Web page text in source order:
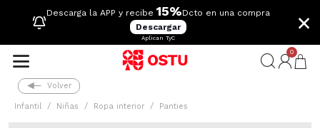
Descarga la APP y recibe 15%Dcto en una compra
Descargar
Aplican TyC
×
0
Volver
Infantil Niñas Ropa interior Panties